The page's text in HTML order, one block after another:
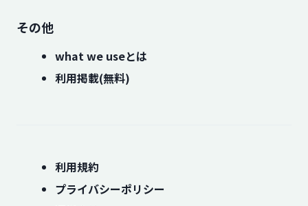
その他
what we useとは
利用掲載(無料)
利用規約
プライバシーポリシー